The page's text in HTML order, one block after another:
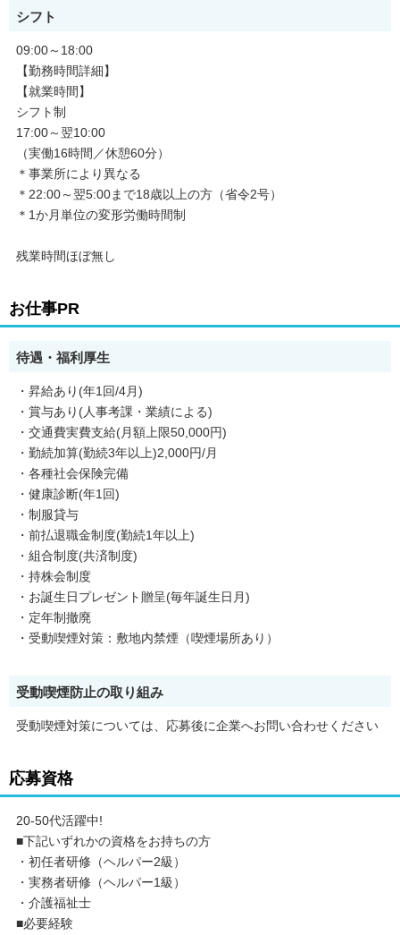
シフト
09:00～18:00
【勤務時間詳細】
【就業時間】
シフト制
17:00～翌10:00
（実働16時間／休憩60分）
＊事業所により異なる
＊22:00～翌5:00まで18歳以上の方（省令2号）
＊1か月単位の変形労働時間制
残業時間ほぼ無し
お仕事PR
待遇・福利厚生
・昇給あり(年1回/4月)
・賞与あり(人事考課・業績による)
・交通費実費支給(月額上限50,000円)
・勤続加算(勤続3年以上)2,000円/月
・各種社会保険完備
・健康診断(年1回)
・制服貸与
・前払退職金制度(勤続1年以上)
・組合制度(共済制度)
・持株会制度
・お誕生日プレゼント贈呈(毎年誕生日月)
・定年制撤廃
・受動喫煙対策：敷地内禁煙（喫煙場所あり）
受動喫煙防止の取り組み
受動喫煙対策については、応募後に企業へお問い合わせください
応募資格
20-50代活躍中!
■下記いずれかの資格をお持ちの方
・初任者研修（ヘルパー2級）
・実務者研修（ヘルパー1級）
・介護福祉士
■必要経験